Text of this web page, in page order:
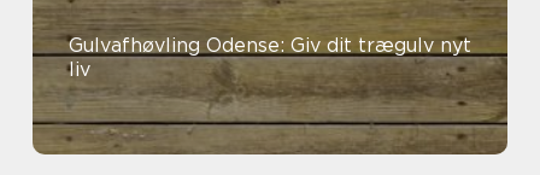
Gulvafhøvling Odense: Giv dit trægulv nyt
liv